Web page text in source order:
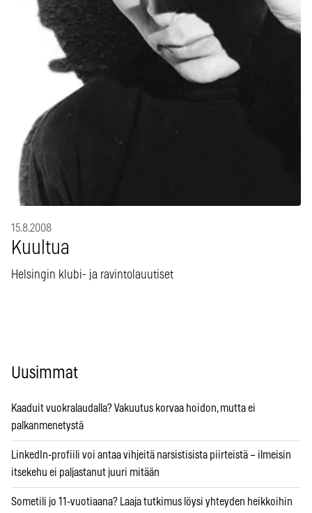
15.8.2008
Kuultua
Helsingin klubi- ja ravintolauutiset
Uusimmat
Kaaduit vuokralaudalla? Vakuutus korvaa hoidon, mutta ei
palkanmenetystä
LinkedIn-profiili voi antaa vihjeitä narsistisista piirteistä – ilmeisin
itsekehu ei paljastanut juuri mitään
Sometili jo 11-vuotiaana? Laaja tutkimus löysi yhteyden heikkoihin